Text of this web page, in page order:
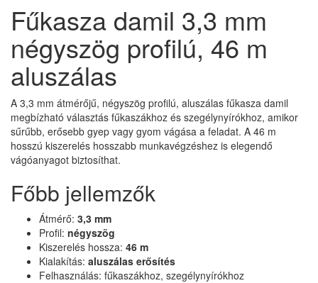
Fűkasza damil 3,3 mm
négyszög profilú, 46 m
aluszálas
A 3,3 mm átmérőjű, négyszög profilú, aluszálas fűkasza damil
megbízható választás fűkaszákhoz és szegélynyírókhoz, amikor
sűrűbb, erősebb gyep vagy gyom vágása a feladat. A 46 m
hosszú kiszerelés hosszabb munkavégzéshez is elegendő
vágóanyagot biztosíthat.
Főbb jellemzők
Átmérő: 3,3 mm
Profil: négyszög
Kiszerelés hossza: 46 m
Kialakítás: aluszálas erősítés
Felhasználás: fűkaszákhoz, szegélynyírókhoz